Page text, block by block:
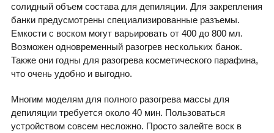
солидный объем состава для депиляции. Для закрепления
банки предусмотрены специализированные разъемы.
Емкости с воском могут варьировать от 400 до 800 мл.
Возможен одновременный разогрев нескольких банок.
Также они годны для разогрева косметического парафина,
что очень удобно и выгодно.
Многим моделям для полного разогрева массы для
депиляции требуется около 40 мин. Пользоваться
устройством совсем несложно. Просто залейте воск в